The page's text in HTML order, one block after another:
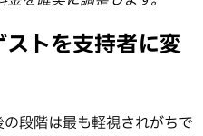
トを支持者に変
段階は最も軽視されがちで